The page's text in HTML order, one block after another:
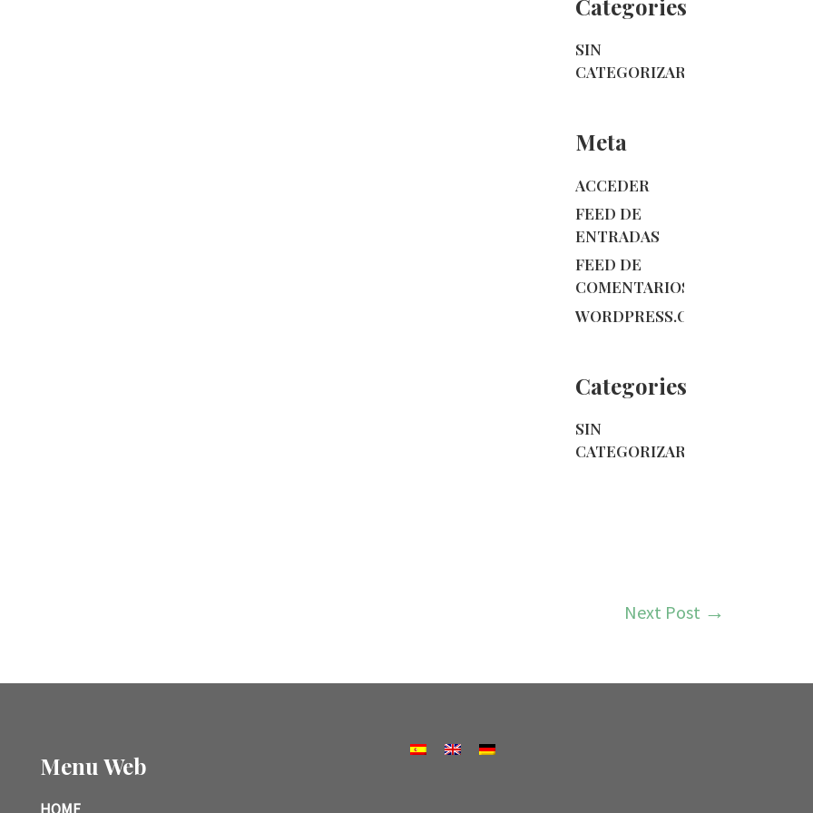
Categories
SIN
CATEGORIZAR
Meta
ACCEDER
FEED DE
ENTRADAS
FEED DE
COMENTARIOS
WORDPRESS.ORG
Categories
SIN
CATEGORIZAR
Next Post
Menu Web